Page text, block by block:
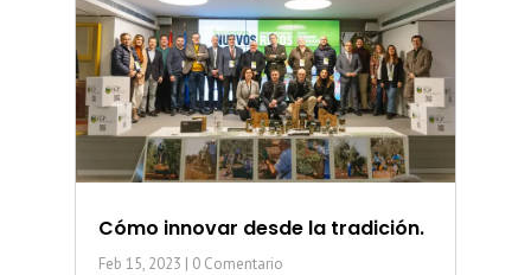
Cómo innovar desde la tradición.
Feb 15, 2023 | 0 Comentario